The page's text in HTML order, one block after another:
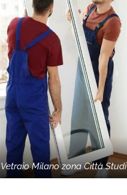
Vetraio Milano zona Città Studi